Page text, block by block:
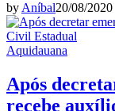
by Aníbal20/08/2020
Aquidauana
Após
recebe